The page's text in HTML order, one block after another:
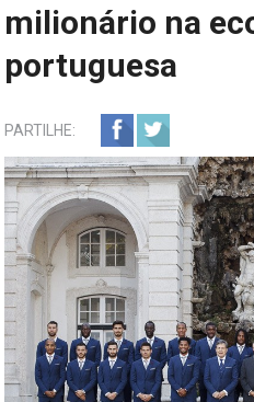
milionário na
portuguesa
PARTILHE: